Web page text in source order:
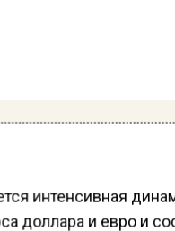
интенсивная
доллара и евро и